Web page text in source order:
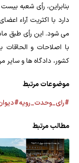
بنابراین، رأی شعبه
دارد با اکثریت آراء
با اصلاحات و
کشور، دادگاه ها و سایر
موضوعات مرتبط
#رای_وحدت_رویه
مطالب مرتبط